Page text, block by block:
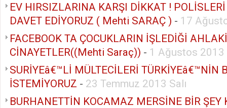
EV HIRSIZLARINA KARŞI DİKKAT !
DAVET EDİYORUZ ( Mehti SARAÇ ) - 17
FACEBOOK TA ÇOCUKLARIN İŞLEDİĞİ AHLAKİ
CİNAYETLER((Mehti Saraç)) - 1 Ağustos 2013
SURİYEâ€™Lİ MÜLTECİLERİ TÜRKİYEâ€™NİN
İSTEMİYORUZ - 23 Temmuz 2013 Salı
BURHANETTİN KOCAMAZ MERSİNE BİR ŞEY